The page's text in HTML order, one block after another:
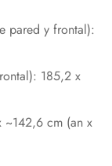
pared y frontal):
185,2 x
~142,6 cm (an x